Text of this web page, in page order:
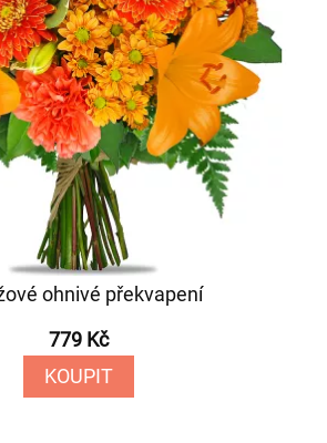
ohnivé překvapení
779 Kč
KOUPIT